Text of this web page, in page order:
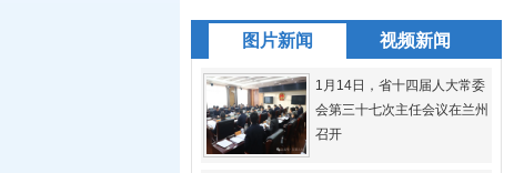
图片新闻 视频新闻
1月14日，省十四届人大常委
会第三十七次主任会议在兰州
召开